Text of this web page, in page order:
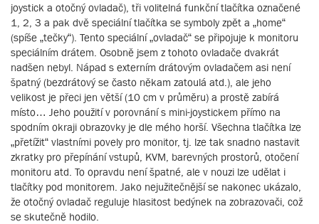
joystick a otočný ovladač), tři volitelná funkční tlačítka označené
1, 2, 3 a pak dvě speciální tlačítka se symboly zpět a „home“
(spíše „tečky“). Tento speciální „ovladač“ se připojuje k monitoru
speciálním drátem. Osobně jsem z tohoto ovladače dvakrát
nadšen nebyl. Nápad s externím drátovým ovladačem asi není
špatný (bezdrátový se často někam zatoulá atd.), ale jeho
velikost je přeci jen větší (10 cm v průměru) a prostě zabírá
místo… Jeho použití v porovnání s mini-joystickem přímo na
spodním okraji obrazovky je dle mého horší. Všechna tlačítka lze
„přetížit“ vlastními povely pro monitor, tj. lze tak snadno nastavit
zkratky pro přepínání vstupů, KVM, barevných prostorů, otočení
monitoru atd. To opravdu není špatné, ale v nouzi lze udělat i
tlačítky pod monitorem. Jako nejužitečnější se nakonec ukázalo,
že otočný ovladač reguluje hlasitost bedýnek na zobrazovači, což
se skutečně hodilo.